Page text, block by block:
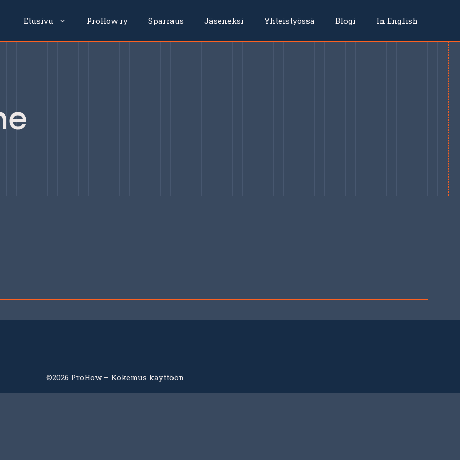
Etusivu ProHow ry Sparraus Jäseneksi Yhteistyössä Blogi In English
©2026 ProHow – Kokemus käyttöön